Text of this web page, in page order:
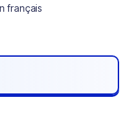
français